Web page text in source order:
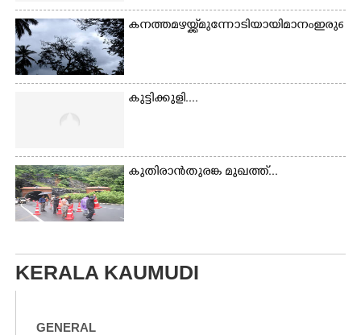
കനത്ത മഴയ്ക്ക് മുന്നോടിയായി മാനം
കുട്ടിക്കുളി....
കുതിരാൻതുരങ്ക മുഖത്ത്...
KERALA KAUMUDI
GENERAL